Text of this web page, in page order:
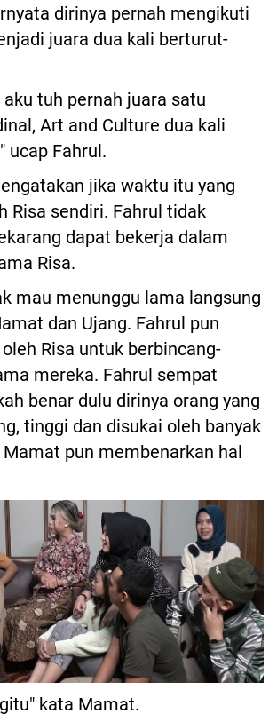
dirinya pernah mengikuti
juara dua kali berturut-
tuh pernah juara satu
Art and Culture dua kali
ucap Fahrul.
jika waktu itu yang
Risa sendiri. Fahrul tidak
dapat bekerja dalam
Risa.
mau menunggu lama langsung
dan Ujang. Fahrul pun
Risa untuk berbincang-
mereka. Fahrul sempat
benar dulu dirinya orang yang
tinggi dan disukai oleh banyak
pun membenarkan hal
kata Mamat.